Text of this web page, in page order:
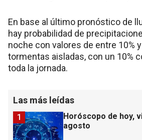
En base al último pronóstico de
hay probabilidad de
noche con valores de entre 10% y
tormentas aisladas, con un 10%
toda la jornada.
Las más leídas
Horóscopo de hoy,
agosto
1